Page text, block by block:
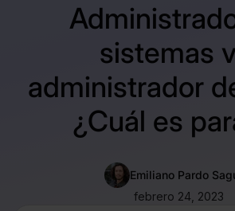
sistemas
administrador
¿Cuál es
Emiliano Pardo
febrero 24, 2023